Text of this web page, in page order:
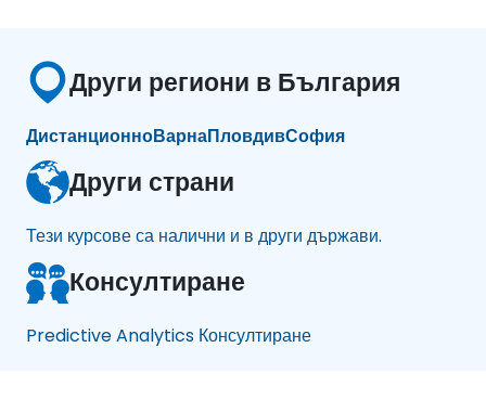
Други региони в България
ДистанционноВарнаПловдивСофия
Други страни
Тези курсове са налични и в други държави.
Консултиране
Predictive Analytics Консултиране